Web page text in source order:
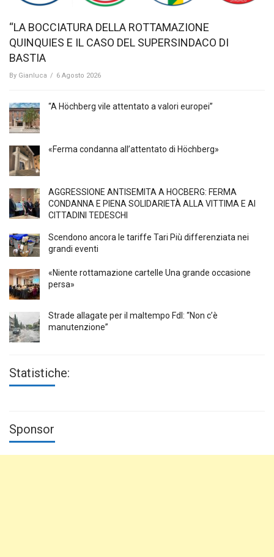
“LA BOCCIATURA DELLA ROTTAMAZIONE
QUINQUIES E IL CASO DEL SUPERSINDACO DI
BASTIA
By Gianluca / 6 Agosto 2026
“A Höchberg vile attentato a valori europei”
«Ferma condanna all’attentato di Höchberg»
AGGRESSIONE ANTISEMITA A HÖCBERG: FERMA
CONDANNA E PIENA SOLIDARIETÀ ALLA VITTIMA E AI
CITTADINI TEDESCHI
Scendono ancora le tariffe Tari Più differenziata nei
grandi eventi
«Niente rottamazione cartelle Una grande occasione
persa»
Strade allagate per il maltempo FdI: “Non c’è
manutenzione”
Statistiche:
Sponsor